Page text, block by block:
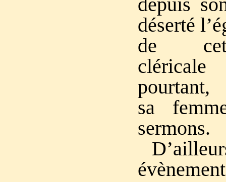
déserté
de
pourtant,
sa
sermons.